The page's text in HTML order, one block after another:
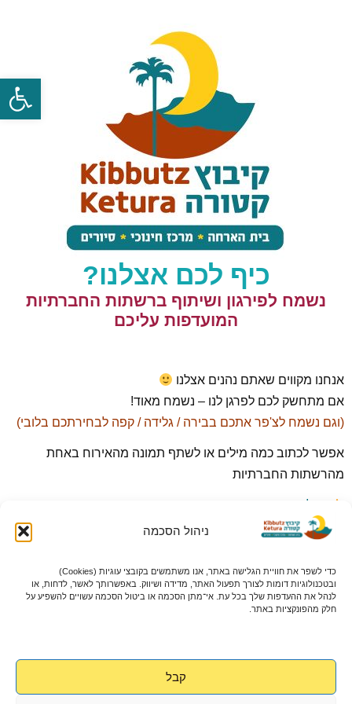
ניהול הסכמה
כדי לשפר את חוויית הגלישה באתר, אנו משתמשים בקובצי עוגיות (Cookies)
ובטכנולוגיות דומות לצורך תפעול האתר, מדידה ושיווק. באפשרותך לאשר, לדחות, או
לנהל את ההעדפות שלך בכל עת. אי־מתן הסכמה או ביטול הסכמה עשויים להשפיע על
חלק מהפונקציות באתר.
קבל
כיף לכם אצלנו?
נשמח לפירגון ושיתוף ברשתות החברתיות
המועדפות עליכם
אנחנו מקווים שאתם נהנים אצלנו
אם מתחשק לכם לפרגן לנו – נשמח מאוד!
(וגם נשמח לצ'פר אתכם בבירה / גלידה / קפה לבחירתכם בלובי)
אפשר לכתוב כמה מילים או לשתף תמונה מהאירוח באחת
מהרשתות החברתיות
גוגל ביזנס
פייסבוק
ואם מתאים – תוכלו גם לשתף חוויה או המלצה בקבוצות
משפחתיות בפייסבוק,
תודה רבה על הפרגון ועל הזמן שלכם
נשמח לראות אתכם שוב בחופשה הבאה אצלנו בקטורה (אל